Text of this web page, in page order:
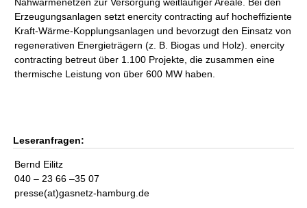
Erzeugungsanlagen setzt enercity contracting auf hocheffiziente
Kraft-Wärme-Kopplungsanlagen und bevorzugt den Einsatz von
regenerativen Energieträgern (z. B. Biogas und Holz). enercity
contracting betreut über 1.100 Projekte, die zusammen eine
thermische Leistung von über 600 MW haben.
Leseranfragen:
Bernd Eilitz
040 – 23 66 –35 07
presse(at)gasnetz-hamburg.de